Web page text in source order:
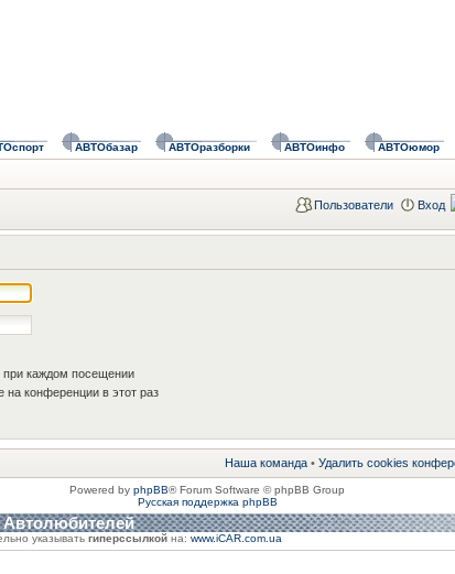
АВТОбазар АВТОразборки АВТОинфо АВТОюмор
Пользователи Вход
при каждом посещении
конференции в этот раз
Наша команда • Удалить cookies
Powered by phpBB® Forum Software © phpBB Group
Русская поддержка phpBB
указывать гиперссылкой на: www.iCAR.com.ua